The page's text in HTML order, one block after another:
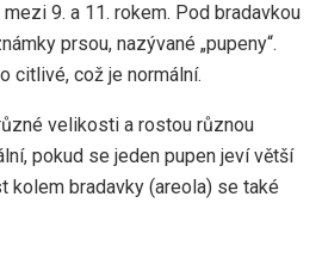
9. a 11. rokem. Pod bradavkou
prsou, nazývané „pupeny“.
citlivé, což je normální.
velikosti a rostou různou
pokud se jeden pupen jeví větší
kolem bradavky (areola) se také